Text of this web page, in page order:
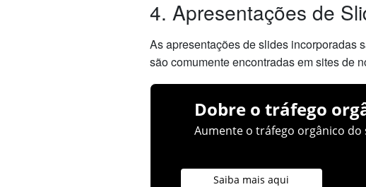
4. Apresentações de
As apresentações de slides incorporadas
são comumente encontradas em sites de
Dobre o tráfego
Aumente o tráfego orgânico do
Saiba mais aqui